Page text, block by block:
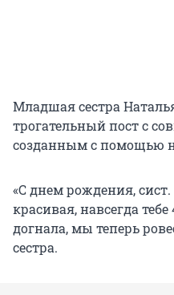
Младшая сестра
трогательный пост с
созданным с помощью
«С днем рождения,
красивая, навсегда
догнала, мы теперь
сестра.